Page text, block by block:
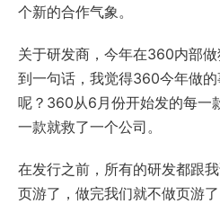
个新的合作气象。
关于研发商，今年在360内部
到一句话，我觉得360今年做
呢？360从6月份开始发的每一
一款就救了一个公司。
在发行之前，所有的研发都跟
页游了，做完我们就不做页游